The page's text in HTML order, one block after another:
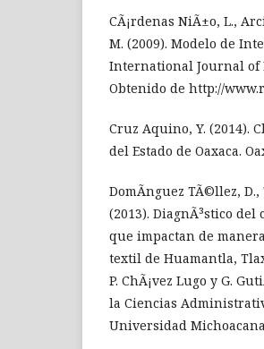
CÃ¡rdenas NiÃ±o, L.,
M. (2009). Modelo de
International Journal of
Obtenido de http://
Cruz Aquino, Y. (2014).
del Estado de Oaxaca.
DomÃ­nguez TÃ©llez, D.,
(2013). DiagnÃ³stico
que impactan de
textil de Huamantla,
P. ChÃ¡vez Lugo y G.
la Ciencias
Universidad